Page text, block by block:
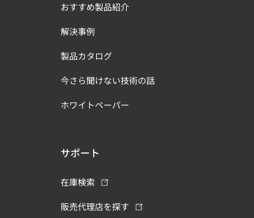
おすすめ製品紹介
解決事例
製品カタログ
今さら聞けない技術の話
ホワイトペーパー
サポート
在庫検索
販売代理店を探す